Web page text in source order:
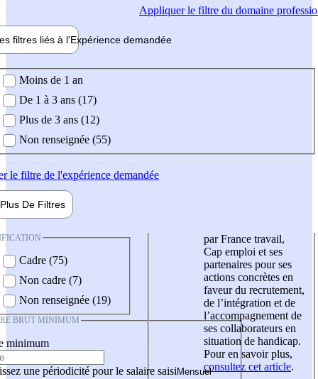
Appliquerle filtre du domaine
filtres liés à l'Expérience demandée
demandée
Moins de 1 an
De 1 à 3 ans (17)
Plus de 3 ans (12)
Non renseignée (55)
le filtre de l'expérience demandée
Plus De Filtres
Cadre (75)
Non cadre (7)
Non renseignée (19)
BRUT MINIMUM
minimum
une périodicité pour le salaire saisi
par France travail,
Cap emploi et ses
partenaires pour ses
actions concrètes en
faveur du recrutement,
de l’intégration et de
l’accompagnement de
ses collaborateurs en
situation de handicap.
Pour en savoir plus,
consultez cet article.